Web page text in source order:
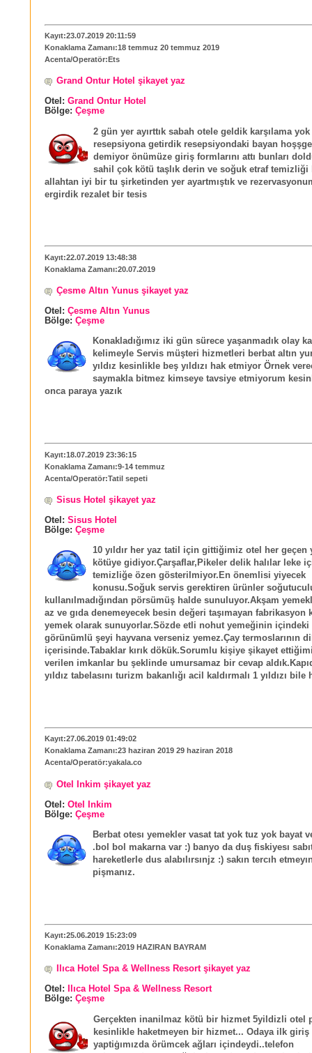
Kayıt:23.07.2019 20:11:59
Konaklama Zamanı:18 temmuz 20 temmuz 2019
Acenta/Operatör:Ets
Grand Ontur Hotel şikayet yaz
Otel: Grand Ontur Hotel
Bölge: Çeşme
2 gün yer ayırttık sabah otele geldik karşılama
resepsiyona getirdik resepsiyondaki bayan
demiyor önümüze giriş formlarını attı bunları
sahil çok kötü taşlık derin ve soğuk etraf temizliği
allahtan iyi bir tu şirketinden yer ayartmıştık ve
ergirdik rezalet bir tesis
Kayıt:22.07.2019 13:48:38
Konaklama Zamanı:20.07.2019
Çesme Altın Yunus şikayet yaz
Otel: Çesme Altın Yunus
Bölge: Çeşme
Konakladığımız iki gün sürece yaşanmadık olay
kelimeyle Servis müşteri hizmetleri berbat altın
yıldız kesinlikle beş yıldızı hak etmiyor Örnek
saymakla bitmez kimseye tavsiye etmiyorum
onca paraya yazık
Kayıt:18.07.2019 23:36:15
Konaklama Zamanı:9-14 temmuz
Acenta/Operatör:Tatil sepeti
Sisus Hotel şikayet yaz
Otel: Sisus Hotel
Bölge: Çeşme
10 yıldır her yaz tatil için gittiğimiz otel her geçen
kötüye gidiyor.Çarşaflar,Pikeler delik halılar leke
temizliğe özen gösterilmiyor.En önemlisi yiyecek
konusu.Soğuk servis gerektiren ürünler
kullanılmadığından pörsümüş halde sunuluyor.Akşam
az ve gıda denemeyecek besin değeri taşımayan fabrikasyon
yemek olarak sunuyorlar.Sözde etli nohut yemeğinin içindeki
görünümlü şeyi hayvana verseniz yemez.Çay termoslarının
içerisinde.Tabaklar kırık dökük.Sorumlu kişiye şikayet
verilen imkanlar bu şeklinde umursamaz bir cevap
yıldız tabelasını turizm bakanlığı acil kaldırmalı 1 yıldızı
Kayıt:27.06.2019 01:49:02
Konaklama Zamanı:23 haziran 2019 29 haziran 2018
Acenta/Operatör:yakala.co
Otel Inkim şikayet yaz
Otel: Otel Inkim
Bölge: Çeşme
Berbat otesı yemekler vasat tat yok tuz yok bayat
.bol bol makarna var :) banyo da duş fiskiyesı
hareketlerle dus alabılırsınjz :) sakın tercıh
pişmanız.
Kayıt:25.06.2019 15:23:09
Konaklama Zamanı:2019 HAZIRAN BAYRAM
Ilıca Hotel Spa & Wellness Resort şikayet yaz
Otel:
Ilıca Hotel Spa & Wellness Resort
Bölge: Çeşme
Gerçekten inanilmaz kötü bir hizmet 5yildizli otel
kesinlikle haketmeyen bir hizmet... Odaya ilk giriş
yaptiģımızda örümcek ağları içindeydi..telefon